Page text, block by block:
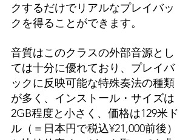
クするだけでリアルなプレイバッ
クを得ることができます。
音質はこのクラスの外部音源とし
ては十分に優れており、プレイバ
ックに反映可能な特殊奏法の種類
が多く、インストール・サイズは
2GB程度と小さく、価格は129米ド
ル（＝日本円で税込¥21,000前後）